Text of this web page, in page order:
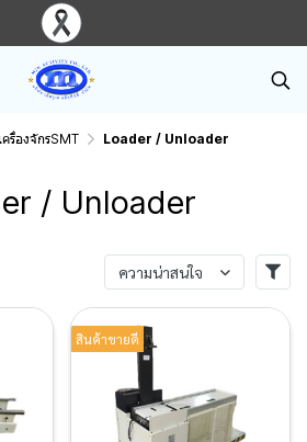
เครื่องจักรSMT Loader / Unloader
/ Unloader
ความน่าสนใจ
สินค้าขายดี